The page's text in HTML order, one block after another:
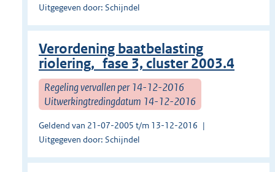
Uitgegeven door: Schijndel
Verordening baatbelasting
riolering, fase 3, cluster 2003.4
Regeling vervallen per 14-12-2016
Uitwerkingtredingdatum 14-12-2016
Geldend van 21-07-2005 t/m 13-12-2016
Uitgegeven door: Schijndel